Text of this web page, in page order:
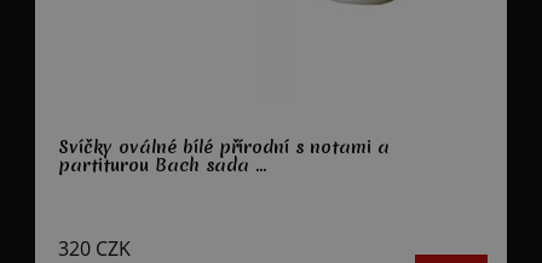
Svíčky oválné bílé přírodní s notami a
partiturou Bach sada ...
320 CZK